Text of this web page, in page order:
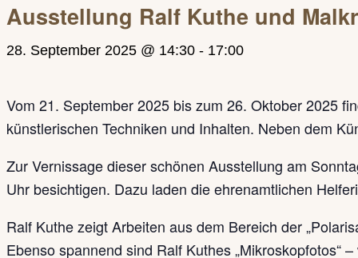
Ausstellung Ralf Kuthe und
28. September 2025 @ 14:30 - 17:00
Vom 21. September 2025 bis zum 26. Oktober 2025
künstlerischen Techniken und Inhalten. Neben dem
Zur Vernissage dieser schönen Ausstellung am
Uhr besichtigen. Dazu laden die ehrenamtlichen
Ralf Kuthe zeigt Arbeiten aus dem Bereich der
Ebenso spannend sind Ralf Kuthes „Mikroskopfotos“